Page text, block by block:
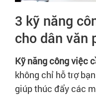
3 kỹ năng
cho dân văn
Kỹ năng công việc
không chỉ hỗ trợ
giúp thúc đẩy các